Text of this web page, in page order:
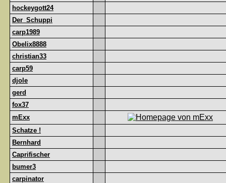
hockeygott24
Der_Schuppi
carp1989
Obelix8888
christian33
carp59
djole
gerd
fox37
mExx
Schatze !
Bernhard
Caprifischer
bumer3
carpinator